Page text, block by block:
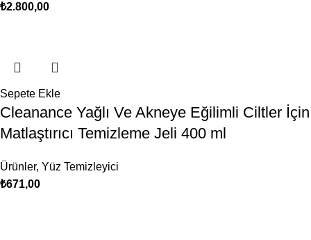
₺2.800,00
Sepete Ekle
Cleanance Yağlı Ve Akneye Eğilimli Ciltler İçin
Matlaştırıcı Temizleme Jeli 400 ml
Ürünler, Yüz Temizleyici
₺671,00